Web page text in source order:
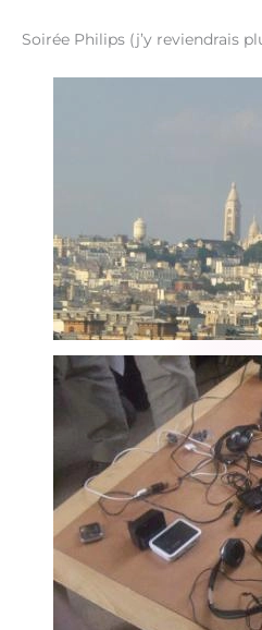
Soirée Philips (j’y reviendrais